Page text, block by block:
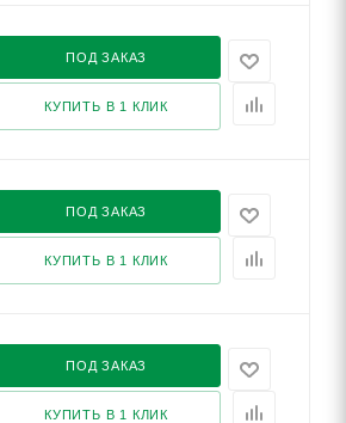
ПОД ЗАКАЗ
КУПИТЬ В 1 КЛИК
ПОД ЗАКАЗ
КУПИТЬ В 1 КЛИК
ПОД ЗАКАЗ
КУПИТЬ В 1 КЛИК